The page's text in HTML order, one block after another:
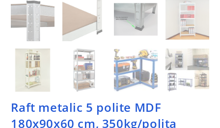
Raft metalic 5 polite MDF
180x90x60 cm, 350kg/polita